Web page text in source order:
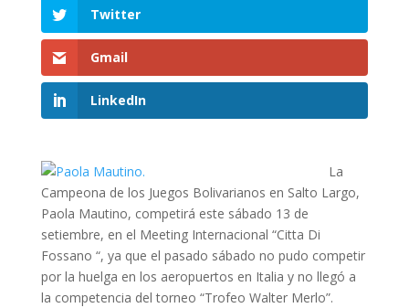
Twitter
Gmail
LinkedIn
La
Campeona de los Juegos Bolivarianos en Salto Largo,
Paola Mautino, competirá este sábado 13 de
setiembre, en el Meeting Internacional “Citta Di
Fossano “, ya que el pasado sábado no pudo competir
por la huelga en los aeropuertos en Italia y no llegó a
la competencia del torneo “Trofeo Walter Merlo”.